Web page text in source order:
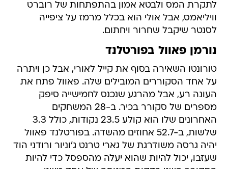
לתקרת המס ולבטא אמון בהתפתחות של רוברט
וויליאמס, אבל אולי הוא בכלל מרמז על ציפייה
לסנטר שיקבל שחרור ויחתום.
נורמן פאוול בפורטלנד
טורונטו השאירה בסוף את קייל לאורי, אבל כן ויתרה
על אחד הסקוררים המובילים שלה. פאוול פתח את
העונה רע, אבל מהרגע שנכנס לחמישייה סיפק
מספרים של סקורר בכיר. ב-28 המשחקים
האחרונים שלו הוא קולע 23.5 נקודות, כולל 3.3
שלשות, ב-52.7 אחוזים מהשדה. בפורטלנד פאוול
יהיה גרסה משודרגת של גארי טרנט ג'וניור ורודני הוד
שעזבו, יכול להיות שהוא יעלה מהספסל כדי להיות